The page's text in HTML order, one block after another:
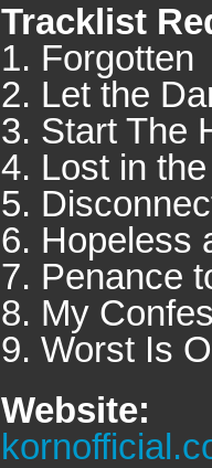
Tracklist
1. Forgotten
2. Let the
3. Start The
4. Lost in
5.
6. Hopeless
7. Penance
8. My
9. Worst Is
Website: